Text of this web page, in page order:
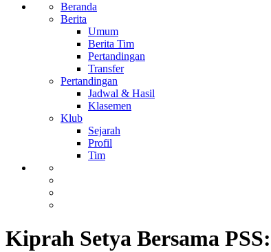
Beranda
Berita
Umum
Berita Tim
Pertandingan
Transfer
Pertandingan
Jadwal & Hasil
Klasemen
Klub
Sejarah
Profil
Tim
Kiprah Setya Bersama